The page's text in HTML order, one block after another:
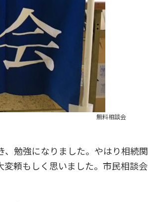
無料相談会
勉強になりました。やはり相続
頼もしく思いました。市民相談